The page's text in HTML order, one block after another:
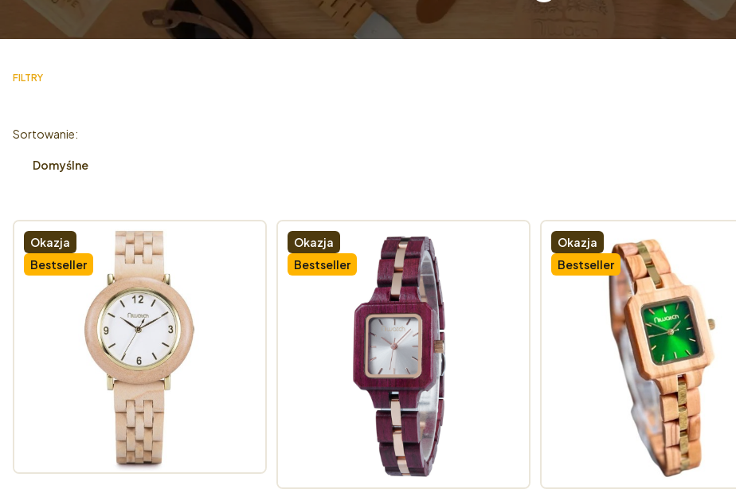
FILTRY
Lista produktów
Sortowanie:
Domyślne
Okazja
Bestseller
Okazja
Bestseller
Okazja
Bestseller